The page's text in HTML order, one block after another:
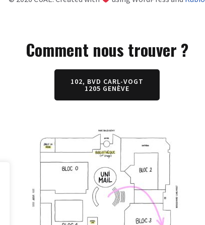
Comment nous trouver ?
102, BVD CARL-VOGT
1205 GENÈVE